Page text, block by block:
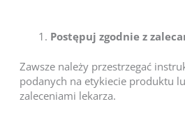
Postępuj zgodnie z
Zawsze należy przestrzegać
podanych na etykiecie produktu
zaleceniami lekarza.